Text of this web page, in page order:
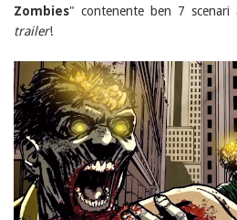
Zombies" contenente ben 7
trailer!